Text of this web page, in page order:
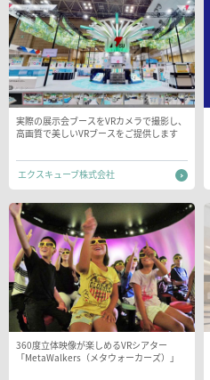
実際の展示会ブースをVRカメラで撮影し、
高画質で美しいVRブースをご提供します
エクスキューブ株式会社
360度立体映像が楽しめるVRシアター
「MetaWalkers（メタウォーカーズ）」